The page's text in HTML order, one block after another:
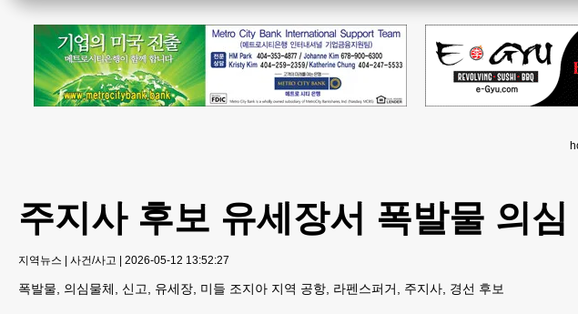
주지사 후보 유세장서 폭발물 의심
지역뉴스 | 사건/사고 | 2026-05-12 13:52:27
폭발물, 의심물체, 신고, 유세장, 미들 조지아 지역 공항, 라펜스퍼거, 주지사, 경선 후보